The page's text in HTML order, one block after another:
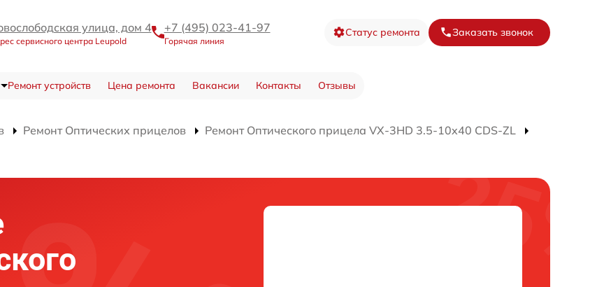
улица, дом 4
сервисного центра Leupold
+7 (495) 023-41-97
Горячая линия
Статус ремонта Заказать звонок
Ремонт устройств Цена ремонта Вакансии Контакты Отзывы
Ремонт Оптических прицелов
Ремонт Оптического прицела VX-3HD 3.5-10x40 CDS-ZL